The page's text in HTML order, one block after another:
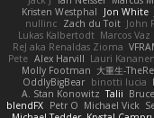
Kristen Westphal
Jon White
nullinc Zach du Toit John
Lukas Kalbertodt Marcos Vaz
ReJ aka Renaldas Zioma
Pete Alex Harvill Lauri Kananen
Molly Footman 大重生-
OddlyBigBear binotti lucia
A. Stan Konowitz Talii
blendFX Petr O Michael Vick